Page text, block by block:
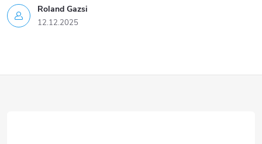
Roland Gazsi
12.12.2025